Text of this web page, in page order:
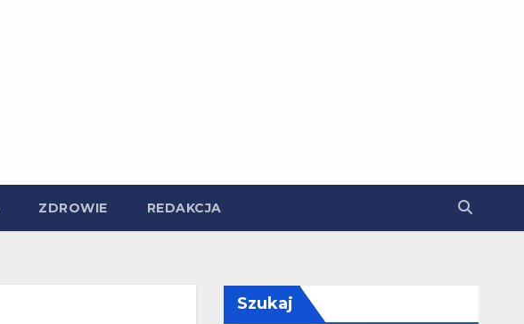
ZDROWIE REDAKCJA
Szukaj